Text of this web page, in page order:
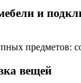
и
предметов:
вещей